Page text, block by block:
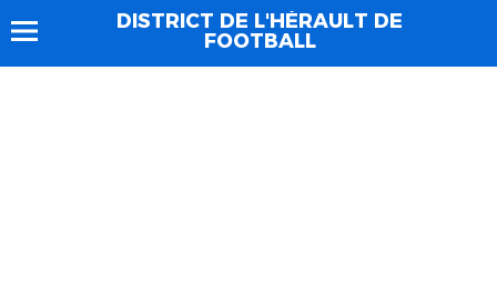
DISTRICT DE L'HÉRAULT DE
FOOTBALL